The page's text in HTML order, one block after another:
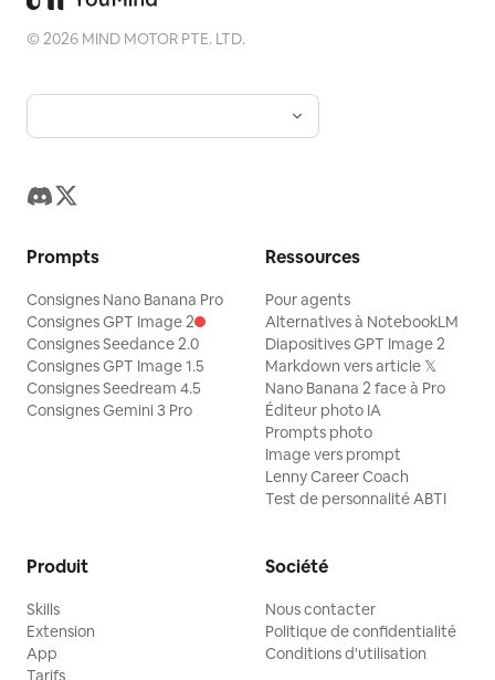
©2026 MIND MOTOR PTE. LTD.
Prompts
Consignes Nano Banana Pro
Consignes GPT Image 2
Consignes Seedance 2.0
Consignes GPT Image 1.5
Consignes Seedream 4.5
Consignes Gemini 3 Pro
Ressources
Pour agents
Alternatives à NotebookLM
Diapositives GPT Image 2
Markdown vers article 𝕏
Nano Banana 2 face à Pro
Éditeur photo IA
Prompts photo
Image vers prompt
Lenny Career Coach
Test de personnalité ABTI
Produit
Skills
Extension
App
Tarifs
Société
Nous contacter
Politique de confidentialité
Conditions d'utilisation